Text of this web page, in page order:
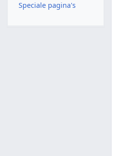
Speciale pagina's